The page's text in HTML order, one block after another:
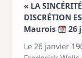
« LA
DISCRÉTION
Maurois
26
Le 26 janvier